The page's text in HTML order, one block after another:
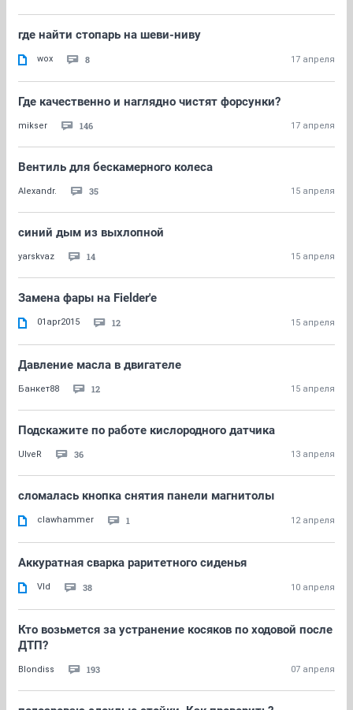
где найти стопарь на шеви-ниву
wox 8 17 апреля
Где качественно и наглядно чистят форсунки?
mikser 146 17 апреля
Вентиль для бескамерного колеса
Alexandr. 35 15 апреля
синий дым из выхлопной
yarskvaz 14 15 апреля
Замена фары на Fielder'е
01apr2015 12 15 апреля
Давление масла в двигателе
Банкет88 12 15 апреля
Подскажите по работе кислородного датчика
UlveR 36 13 апреля
сломалась кнопка снятия панели магнитолы
clawhammer 1 12 апреля
Аккуратная сварка раритетного сиденья
Vld 38 10 апреля
Кто возьмется за устранение косяков по ходовой после
ДТП?
Blondiss 193 07 апреля